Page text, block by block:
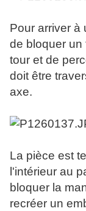
Pour arriver à
de bloquer un
tour et de
doit être
axe.
La pièce est
l'intérieur au
bloquer la
recréer un